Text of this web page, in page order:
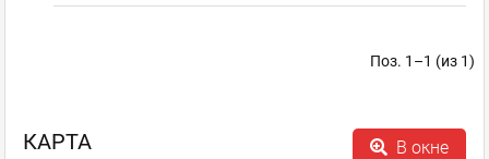
Поз. 1–1 (из 1)
КАРТА В окне